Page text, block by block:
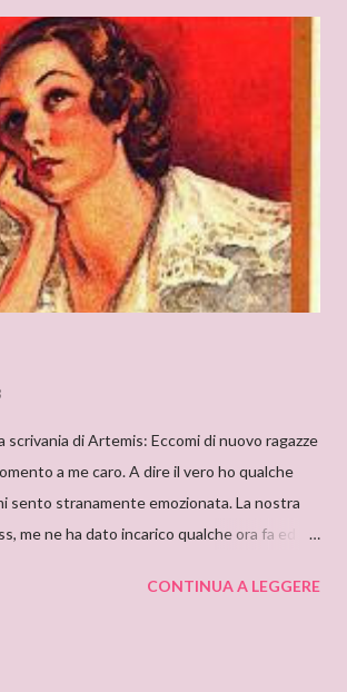
con un intreccio poderoso e
suggestiva – una tenuta di campagna in
niente meno! E mi ha ricordato i vecchi
così tanto mistero ed elementi
Deanna, I can only start saying that I’m very
an author like you. I’ve just finished
Sanctuary”, and I’ve found it very
plot and a sug...
di Artemis: Eccomi di nuovo ragazze
a me caro. A dire il vero ho qualche
sento stranamente emozionata. La nostra
me ne ha dato incarico qualche ora fa ed io,
individuarlo, è una sensazione strana e
CONTINUA A LEGGERE